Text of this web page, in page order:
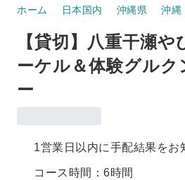
ホーム 日本国内 沖縄県 沖縄
【貸切】八重干瀬
ーケル＆体験グル
ー
1営業日以内に手配結果をお
コース時間：6時間